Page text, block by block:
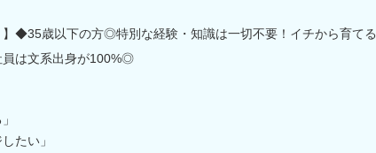
】◆35歳以下の方◎特別な経験・知識は一切不要！イチから育てる
は文系出身が100%◎
たい」